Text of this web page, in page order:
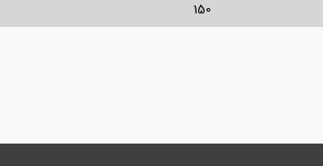
150